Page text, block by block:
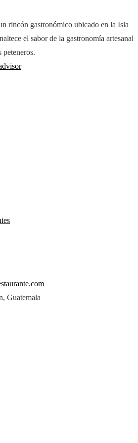
rincón gastronómico ubicado en la Isla
el sabor de la gastronomía artesanal
peteneros.
Guatemala